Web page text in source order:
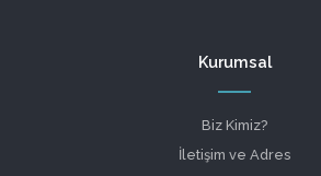
Kurumsal
Biz Kimiz?
İletişim ve Adres